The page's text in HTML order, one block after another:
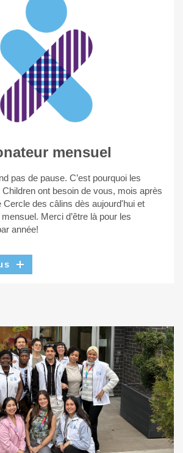
mensuel
pas de pause. C’est pourquoi les
ont besoin de vous, mois après
Cercle des câlins dès aujourd'hui et
Merci d’être là pour les
année!